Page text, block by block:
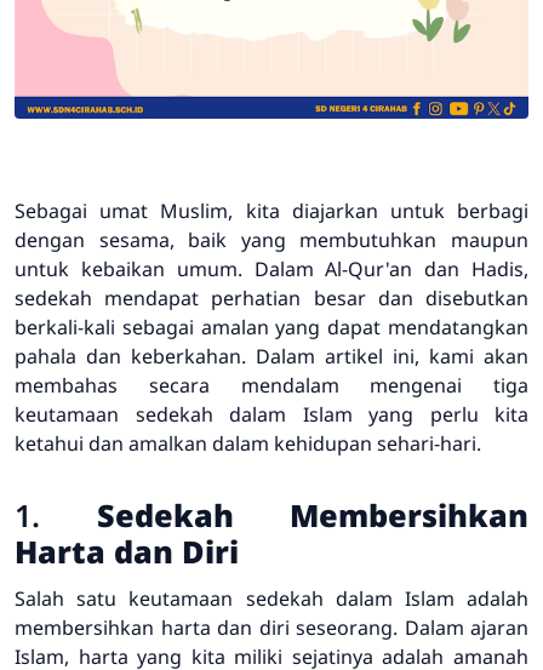
Sebagai umat Muslim, kita diajarkan untuk berbagi
dengan sesama, baik yang membutuhkan maupun
untuk kebaikan umum. Dalam Al-Qur'an dan Hadis,
sedekah mendapat perhatian besar dan disebutkan
berkali-kali sebagai amalan yang dapat mendatangkan
pahala dan keberkahan. Dalam artikel ini, kami akan
membahas secara mendalam mengenai tiga
keutamaan sedekah dalam Islam yang perlu kita
ketahui dan amalkan dalam kehidupan sehari-hari.
1. Sedekah Membersihkan
Harta dan Diri
Salah satu keutamaan sedekah dalam Islam adalah
membersihkan harta dan diri seseorang. Dalam ajaran
Islam, harta yang kita miliki sejatinya adalah amanah